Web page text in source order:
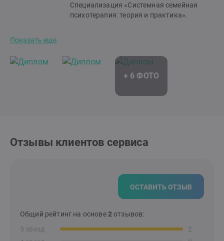
Специализация «Системная семейная
психотерапия: теория и практика».
Показать еще
Отзывы клиентов сервиса
ОСТАВИТЬ ОТЗЫВ
Общий рейтинг на основе2отзывов:
5 звезд
2